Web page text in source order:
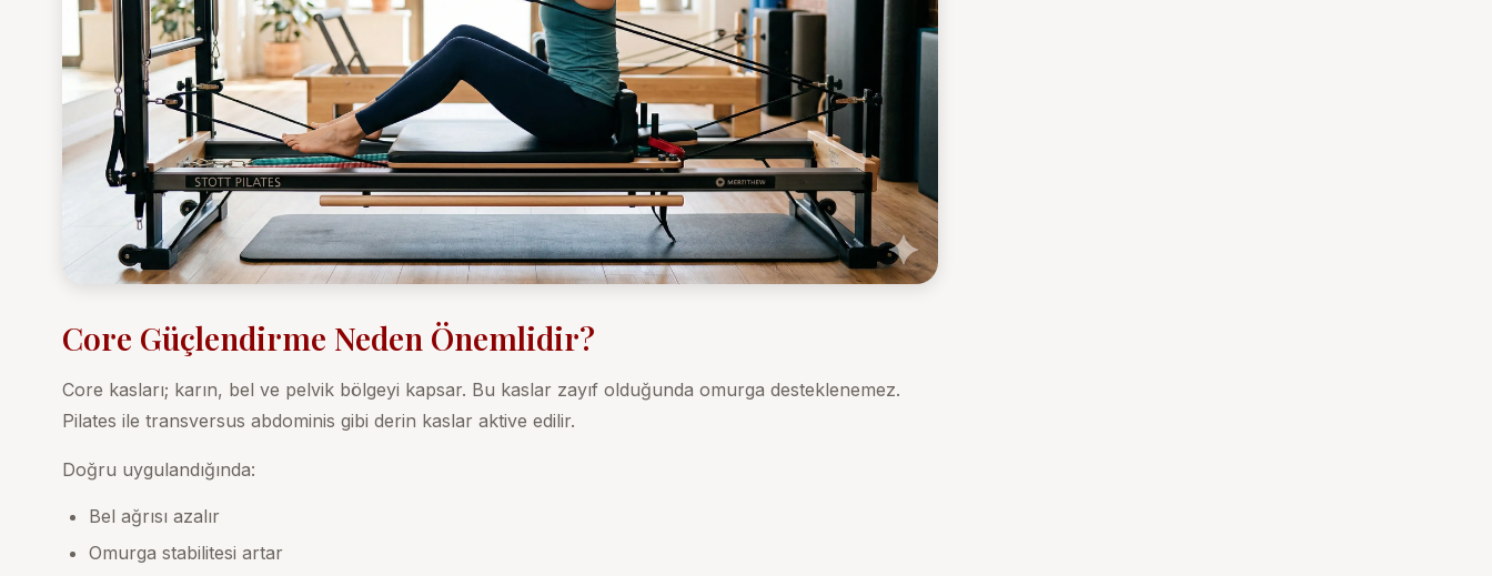
Core Güçlendirme Neden Önemlidir?
Core kasları; karın, bel ve pelvik bölgeyi kapsar. Bu kaslar zayıf olduğunda omurga desteklenemez.
Pilates ile transversus abdominis gibi derin kaslar aktive edilir.
Doğru uygulandığında:
Bel ağrısı azalır
Omurga stabilitesi artar